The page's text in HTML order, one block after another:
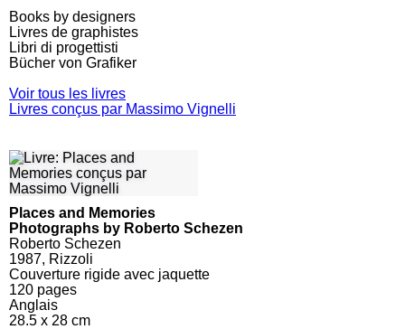
Books by designers
Livres de graphistes
Libri di progettisti
Bücher von Grafiker
Voir tous les livres
Livres conçus par Massimo Vignelli
Places and Memories
Photographs by Roberto Schezen
Roberto Schezen
1987, Rizzoli
Couverture rigide avec jaquette
120 pages
Anglais
28.5 x 28 cm